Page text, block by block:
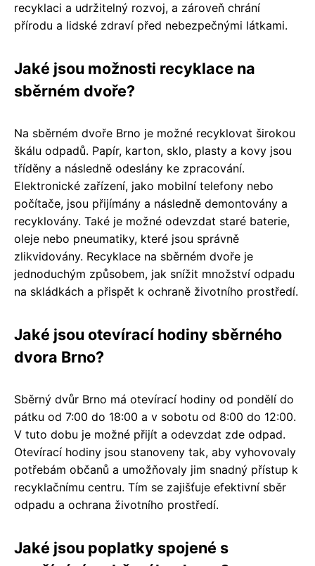
recyklaci a udržitelný rozvoj, a zároveň chrání
přírodu a lidské zdraví před nebezpečnými látkami.
Jaké jsou možnosti recyklace na
sběrném dvoře?
Na sběrném dvoře Brno je možné recyklovat širokou
škálu odpadů. Papír, karton, sklo, plasty a kovy jsou
tříděny a následně odeslány ke zpracování.
Elektronické zařízení, jako mobilní telefony nebo
počítače, jsou přijímány a následně demontovány a
recyklovány. Také je možné odevzdat staré baterie,
oleje nebo pneumatiky, které jsou správně
zlikvidovány. Recyklace na sběrném dvoře je
jednoduchým způsobem, jak snížit množství odpadu
na skládkách a přispět k ochraně životního prostředí.
Jaké jsou otevírací hodiny sběrného
dvora Brno?
Sběrný dvůr Brno má otevírací hodiny od pondělí do
pátku od 7:00 do 18:00 a v sobotu od 8:00 do 12:00.
V tuto dobu je možné přijít a odevzdat zde odpad.
Otevírací hodiny jsou stanoveny tak, aby vyhovovaly
potřebám občanů a umožňovaly jim snadný přístup k
recyklačnímu centru. Tím se zajišťuje efektivní sběr
odpadu a ochrana životního prostředí.
Jaké jsou poplatky spojené s